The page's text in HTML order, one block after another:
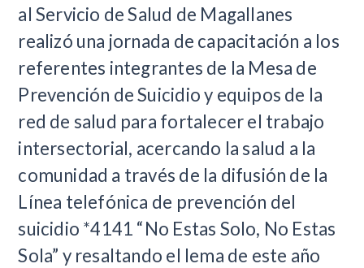
al Servicio de Salud de Magallanes
realizó una jornada de capacitación a los
referentes integrantes de la Mesa de
Prevención de Suicidio y equipos de la
red de salud para fortalecer el trabajo
intersectorial, acercando la salud a la
comunidad a través de la difusión de la
Línea telefónica de prevención del
suicidio *4141 “No Estas Solo, No Estas
Sola” y resaltando el lema de este año